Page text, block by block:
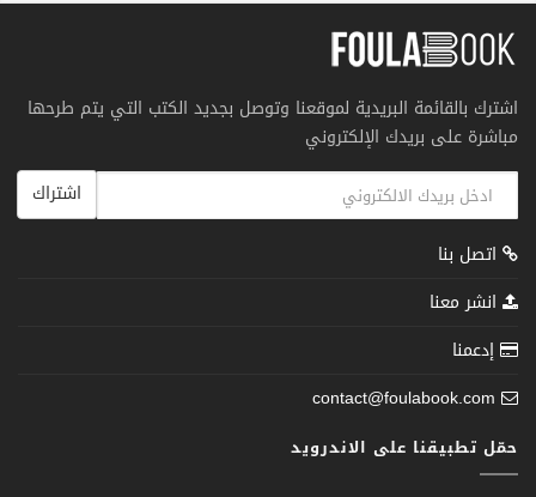
اشترك بالقائمة البريدية لموقعنا وتوصل بجديد الكتب التي يتم طرحها
مباشرة على بريدك الإلكتروني
اشتراك
اتصل بنا
انشر معنا
إدعمنا
contact@foulabook.com
حمّل تطبيقنا على الاندرويد